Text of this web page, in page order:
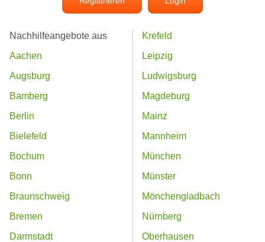
Nachhilfeangebote aus
Aachen
Augsburg
Bamberg
Berlin
Bielefeld
Bochum
Bonn
Braunschweig
Bremen
Darmstadt
Krefeld
Leipzig
Ludwigsburg
Magdeburg
Mainz
Mannheim
München
Münster
Mönchengladbach
Nürnberg
Oberhausen